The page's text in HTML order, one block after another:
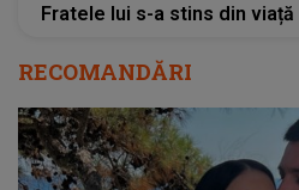
Fratele lui s-a stins din viață
RECOMANDĂRI